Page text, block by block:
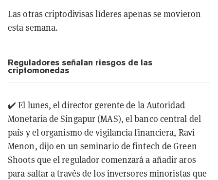
Las otras criptodivisas líderes apenas se movieron
esta semana.
Reguladores señalan riesgos de las
criptomonedas
✔️ El lunes, el director gerente de la Autoridad
Monetaria de Singapur (MAS), el banco central del
país y el organismo de vigilancia financiera, Ravi
Menon, dijo en un seminario de fintech de Green
Shoots que el regulador comenzará a añadir aros
para saltar a través de los inversores minoristas que